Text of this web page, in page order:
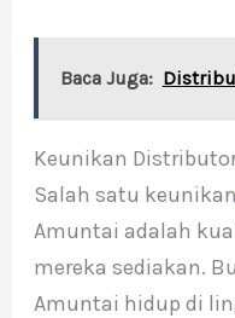
Baca Juga:
Keunikan
Salah satu keunikan
Amuntai adalah
mereka sediakan.
Amuntai hidup di